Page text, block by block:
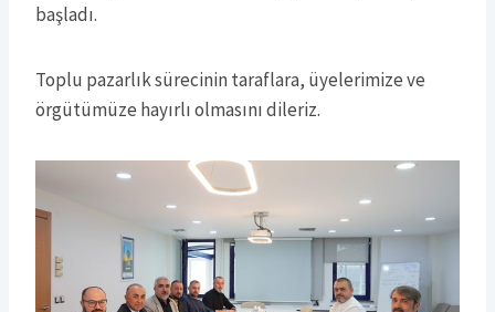
başladı.
Toplu pazarlık sürecinin taraflara, üyelerimize ve
örgütümüze hayırlı olmasını dileriz.